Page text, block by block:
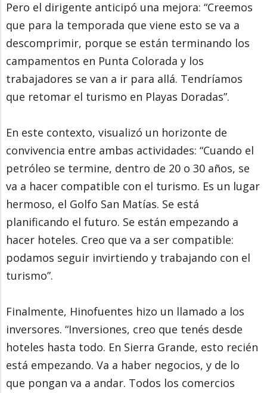
Pero el dirigente anticipó una mejora: “Creemos
que para la temporada que viene esto se va a
descomprimir, porque se están terminando los
campamentos en Punta Colorada y los
trabajadores se van a ir para allá. Tendríamos
que retomar el turismo en Playas Doradas”.
En este contexto, visualizó un horizonte de
convivencia entre ambas actividades: “Cuando el
petróleo se termine, dentro de 20 o 30 años, se
va a hacer compatible con el turismo. Es un lugar
hermoso, el Golfo San Matías. Se está
planificando el futuro. Se están empezando a
hacer hoteles. Creo que va a ser compatible:
podamos seguir invirtiendo y trabajando con el
turismo”.
Finalmente, Hinofuentes hizo un llamado a los
inversores. “Inversiones, creo que tenés desde
hoteles hasta todo. En Sierra Grande, esto recién
está empezando. Va a haber negocios, y de lo
que pongan va a andar. Todos los comercios